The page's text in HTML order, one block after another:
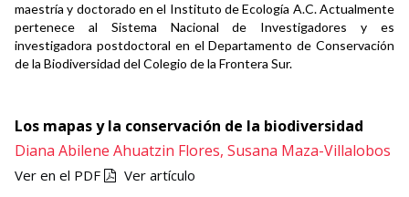
maestría y doctorado en el Instituto de Ecología A.C. Actualmente
pertenece al Sistema Nacional de Investigadores y es
investigadora postdoctoral en el Departamento de Conservación
de la Biodiversidad del Colegio de la Frontera Sur.
Los mapas y la conservación de la biodiversidad
Diana Abilene Ahuatzin Flores, Susana Maza-Villalobos
Ver en el PDF Ver artículo